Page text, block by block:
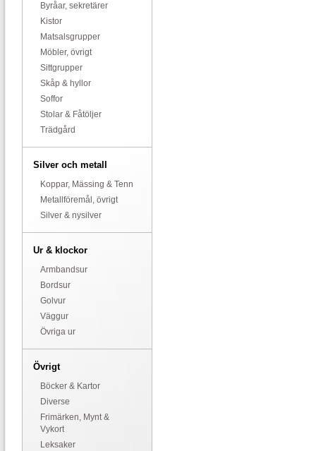
Byråar, sekretärer
Kistor
Matsalsgrupper
Möbler, övrigt
Sittgrupper
Skåp & hyllor
Soffor
Stolar & Fåtöljer
Trädgård
Silver och metall
Koppar, Mässing & Tenn
Metallföremål, övrigt
Silver & nysilver
Ur & klockor
Armbandsur
Bordsur
Golvur
Väggur
Övriga ur
Övrigt
Böcker & Kartor
Diverse
Frimärken, Mynt &
Vykort
Leksaker